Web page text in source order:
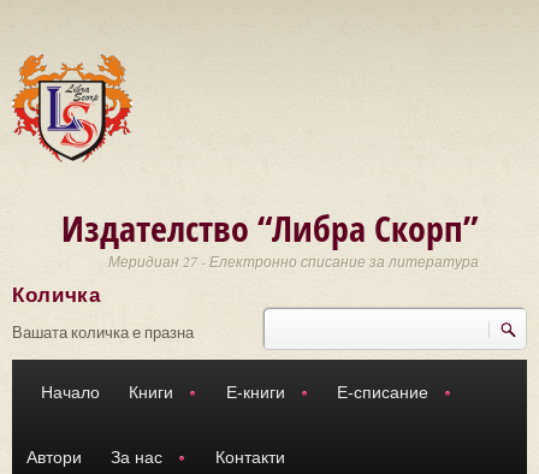
Издателство “Либра Скорп”
Меридиан 27 - Електронно списание за литература
Търси
Количка
Вашата количка е празна
Начало Книги Е-книги Е-списание
Автори За нас Контакти